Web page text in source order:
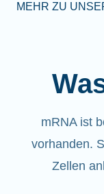
MEHR ZU
mRNA ist
vorhanden.
Zellen